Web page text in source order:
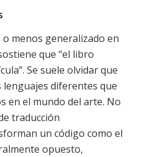
menos generalizado en
que “el libro
Se suele olvidar que
diferentes que
en el mundo del arte. No
traducción
un código como el
opuesto,